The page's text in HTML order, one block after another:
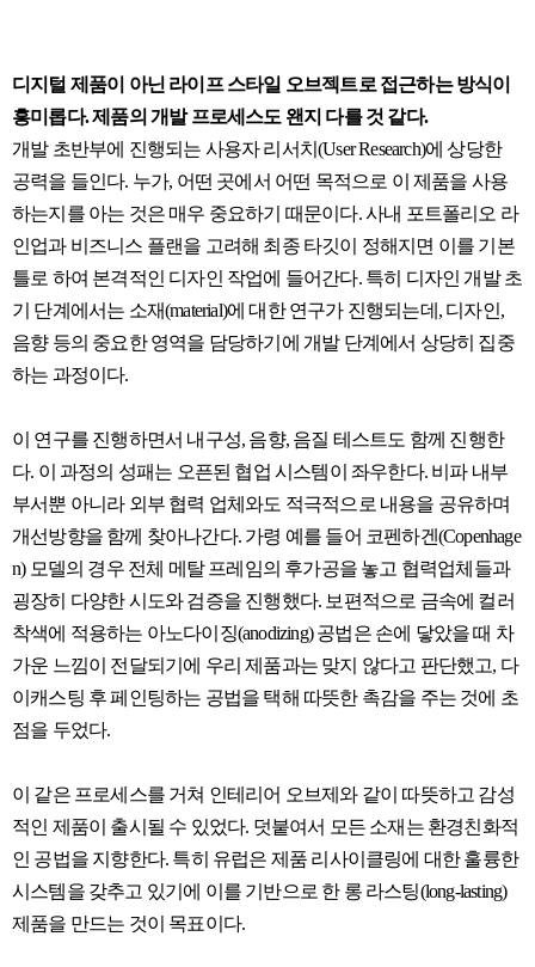
디지털 제품이 아닌 라이프 스타일 오브젝트로 접근하는 방식이
흥미롭다. 제품의 개발 프로세스도 왠지 다를 것 같다.
개발 초반부에 진행되는 사용자 리서치(User Research)에 상당한
공력을 들인다. 누가, 어떤 곳에서 어떤 목적으로 이 제품을 사용
하는지를 아는 것은 매우 중요하기 때문이다. 사내 포트폴리오 라
인업과 비즈니스 플랜을 고려해 최종 타깃이 정해지면 이를 기본
틀로 하여 본격적인 디자인 작업에 들어간다. 특히 디자인 개발 초
기 단계에서는 소재(material)에 대한 연구가 진행되는데, 디자인,
음향 등의 중요한 영역을 담당하기에 개발 단계에서 상당히 집중
하는 과정이다.
이 연구를 진행하면서 내구성, 음향, 음질 테스트도 함께 진행한
다. 이 과정의 성패는 오픈된 협업 시스템이 좌우한다. 비파 내부
부서뿐 아니라 외부 협력 업체와도 적극적으로 내용을 공유하며
개선방향을 함께 찾아나간다. 가령 예를 들어 코펜하겐(Copenhage
n) 모델의 경우 전체 메탈 프레임의 후가공을 놓고 협력업체들과
굉장히 다양한 시도와 검증을 진행했다. 보편적으로 금속에 컬러
착색에 적용하는 아노다이징(anodizing) 공법은 손에 닿았을 때 차
가운 느낌이 전달되기에 우리 제품과는 맞지 않다고 판단했고, 다
이캐스팅 후 페인팅하는 공법을 택해 따뜻한 촉감을 주는 것에 초
점을 두었다.
이 같은 프로세스를 거쳐 인테리어 오브제와 같이 따뜻하고 감성
적인 제품이 출시될 수 있었다. 덧붙여서 모든 소재는 환경친화적
인 공법을 지향한다. 특히 유럽은 제품 리사이클링에 대한 훌륭한
시스템을 갖추고 있기에 이를 기반으로 한 롱 라스팅(long-lasting)
제품을 만드는 것이 목표이다.